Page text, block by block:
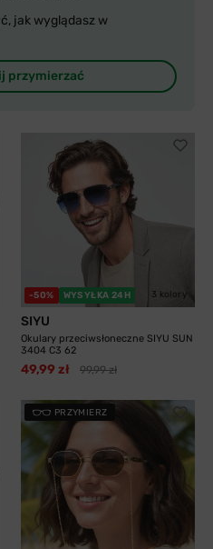
jak wyglądasz w
przymierzać
-50% WYSYŁKA 24H 3 kolory
SIYU
Okulary przeciwsłoneczne SIYU SUN
3404 C3 62
49,99 zł 99,99 zł
PRZYMIERZ